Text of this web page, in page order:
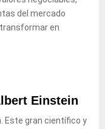
del mercado
en
Einstein
Este gran científico y